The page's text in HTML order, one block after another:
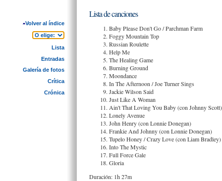
Volver al índice
Lista
Entradas
Galería de fotos
Crítica
Crónica
Lista de canciones
Baby Please Don't Go / Parchman Farm
Foggy Mountain Top
Russian Roulette
Help Me
The Healing Game
Burning Ground
Moondance
In The Afternoon / Joe Turner Sings
Jackie Wilson Said
Just Like A Woman
Ain't That Loving You Baby (con Johnny Scott)
Lonely Avenue
John Henry (con Lonnie Donegan)
Frankie And Johnny (con Lonnie Donegan)
Tupelo Honey / Crazy Love (con Liam Bradley)
Into The Mystic
Full Force Gale
Gloria
Duración: 1h 27m